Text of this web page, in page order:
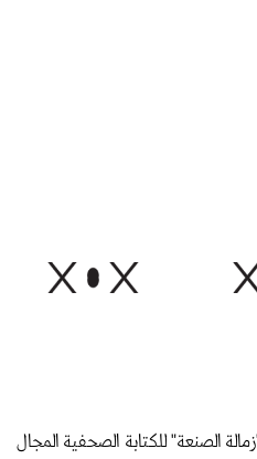
"زمالة الصنعة" للكتابة الصحفية المجال